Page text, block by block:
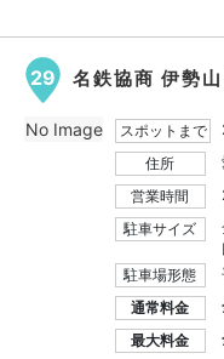
29 名鉄協商 伊勢
スポットまで
住所
営業時間
駐車サイズ
駐車場形態
通常料金
最大料金
No Image